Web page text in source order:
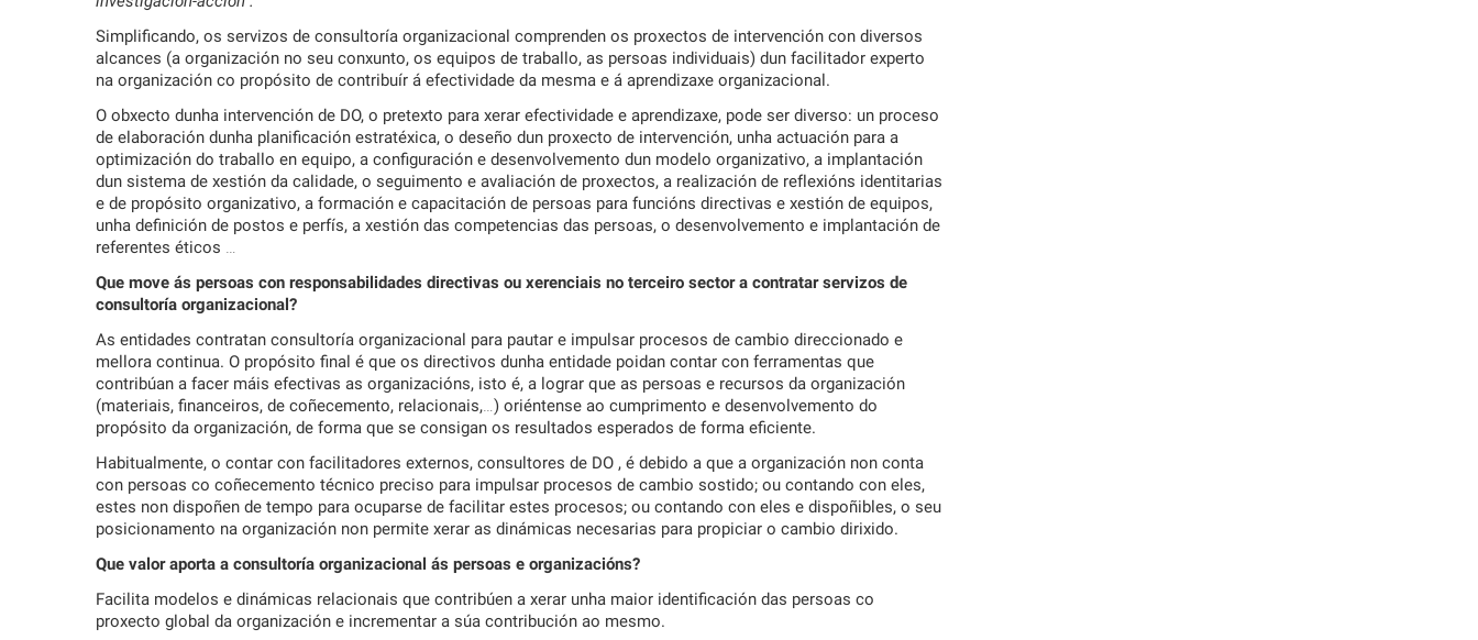
Simplificando, os servizos de consultoría organizacional comprenden os proxectos de intervención con diversos
alcances (a organización no seu conxunto, os equipos de traballo, as persoas individuais) dun facilitador experto
na organización co propósito de contribuír á efectividade da mesma e á aprendizaxe organizacional.
O obxecto dunha intervención de DO, o pretexto para xerar efectividade e aprendizaxe, pode ser diverso: un proceso
de elaboración dunha planificación estratéxica, o deseño dun proxecto de intervención, unha actuación para a
optimización do traballo en equipo, a configuración e desenvolvemento dun modelo organizativo, a implantación
dun sistema de xestión da calidade, o seguimento e avaliación de proxectos, a realización de reflexións identitarias
e de propósito organizativo, a formación e capacitación de persoas para funcións directivas e xestión de equipos,
unha definición de postos e perfís, a xestión das competencias das persoas, o desenvolvemento e implantación de
referentes éticos …
Que move ás persoas con responsabilidades directivas ou xerenciais no terceiro sector a contratar servizos de
consultoría organizacional?
As entidades contratan consultoría organizacional para pautar e impulsar procesos de cambio direccionado e
mellora continua. O propósito final é que os directivos dunha entidade poidan contar con ferramentas que
contribúan a facer máis efectivas as organizacións, isto é, a lograr que as persoas e recursos da organización
(materiais, financeiros, de coñecemento, relacionais,…) oriéntense ao cumprimento e desenvolvemento do
propósito da organización, de forma que se consigan os resultados esperados de forma eficiente.
Habitualmente, o contar con facilitadores externos, consultores de DO , é debido a que a organización non conta
con persoas co coñecemento técnico preciso para impulsar procesos de cambio sostido; ou contando con eles,
estes non dispoñen de tempo para ocuparse de facilitar estes procesos; ou contando con eles e dispoñibles, o seu
posicionamento na organización non permite xerar as dinámicas necesarias para propiciar o cambio dirixido.
Que valor aporta a consultoría organizacional ás persoas e organizacións?
Facilita modelos e dinámicas relacionais que contribúen a xerar unha maior identificación das persoas co
proxecto global da organización e incrementar a súa contribución ao mesmo.